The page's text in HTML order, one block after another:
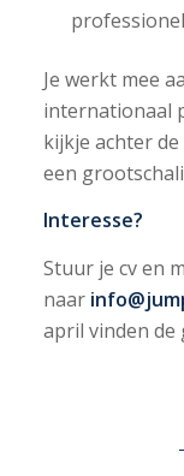
Je werkt mee
internationaal
kijkje achter
een
Interesse?
Stuur je cv en
naar
april vinden de